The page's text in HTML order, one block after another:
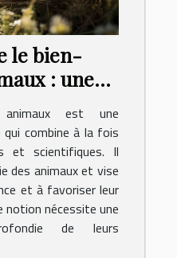
le bien-
: une
et
est une
qui combine à la fois
et scientifiques. Il
des animaux et vise
et à favoriser leur
notion nécessite une
de leurs